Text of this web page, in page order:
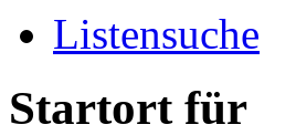
Listensuche
Startort für